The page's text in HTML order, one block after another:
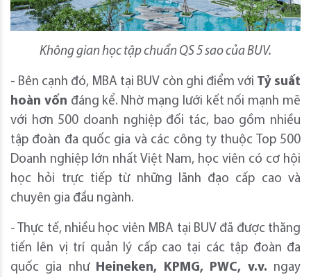
Không gian học tập chuẩn QS 5 sao của BUV.
- Bên cạnh đó, MBA tại BUV còn ghi điểm với Tỷ suất
hoàn vốn đáng kể. Nhờ mạng lưới kết nối mạnh mẽ
với hơn 500 doanh nghiệp đối tác, bao gồm nhiều
tập đoàn đa quốc gia và các công ty thuộc Top 500
Doanh nghiệp lớn nhất Việt Nam, học viên có cơ hội
học hỏi trực tiếp từ những lãnh đạo cấp cao và
chuyên gia đầu ngành.
- Thực tế, nhiều học viên MBA tại BUV đã được thăng
tiến lên vị trí quản lý cấp cao tại các tập đoàn đa
quốc gia như Heineken, KPMG, PWC, v.v. ngay